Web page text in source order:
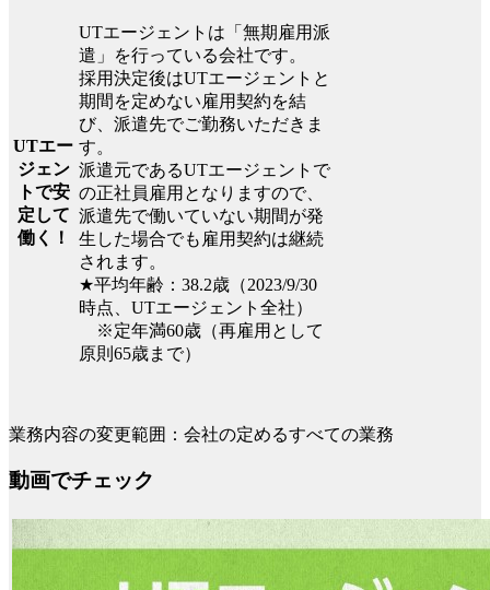
UTエー
ジェン
トで安
定して
働く！
UTエージェントは「無期雇用派
遣」を行っている会社です。
採用決定後はUTエージェントと
期間を定めない雇用契約を結
び、派遣先でご勤務いただきま
す。
派遣元であるUTエージェントで
の正社員雇用となりますので、
派遣先で働いていない期間が発
生した場合でも雇用契約は継続
されます。
★平均年齢：38.2歳（2023/9/30
時点、UTエージェント全社）
※定年満60歳（再雇用として
原則65歳まで）
業務内容の変更範囲：会社の定めるすべての業務
動画でチェック